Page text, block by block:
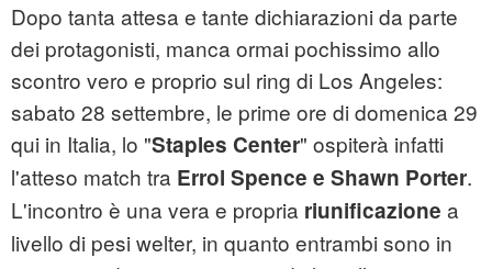
Dopo tanta attesa e tante dichiarazioni da parte
dei protagonisti, manca ormai pochissimo allo
scontro vero e proprio sul ring di Los Angeles:
sabato 28 settembre, le prime ore di domenica 29
qui in Italia, lo "Staples Center" ospiterà infatti
l'atteso match tra Errol Spence e Shawn Porter.
L'incontro è una vera e propria riunificazione a
livello di pesi welter, in quanto entrambi sono in